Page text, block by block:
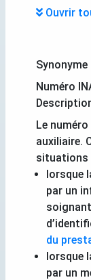
Ouvrir
Synonyme
Numéro
Le
auxiliaire.
situations
lorsque
par un
du
lorsque
par un